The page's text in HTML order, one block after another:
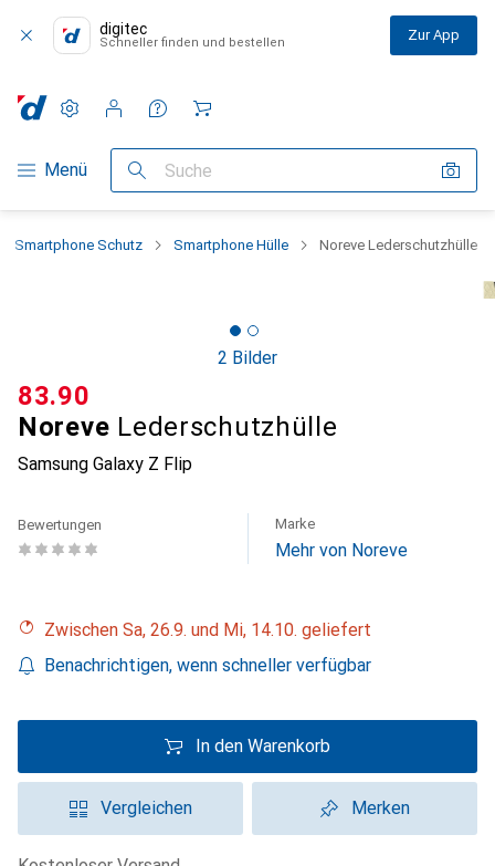
digitec
Schneller finden und bestellen Zur App
Navigation nach Kategorien
Menü Suche
Einstellungen
Kundenkonto
Vergleichslisten
Merklisten
Warenkorb
Smartphone Schutz Smartphone Hülle Noreve Lederschutzhülle
2 Bilder
Noreve Lederschutzhülle
Samsung Galaxy Z Flip
CHF
83.90
Bewertungen Marke
Mehr von Noreve
Zwischen Sa, 26.9. und Mi, 14.10. geliefert
Benachrichtigen, wenn schneller verfügbar
In den Warenkorb
Vergleichen Merken